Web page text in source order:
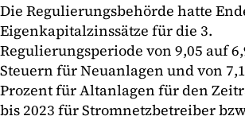
Die Regulierungsbehörde hatte
Eigenkapitalzinssätze für die 3.
Regulierungsperiode von 9,05 auf
Steuern für Neuanlagen und von
Prozent für Altanlagen für den
bis 2023 für Stromnetzbetreiber